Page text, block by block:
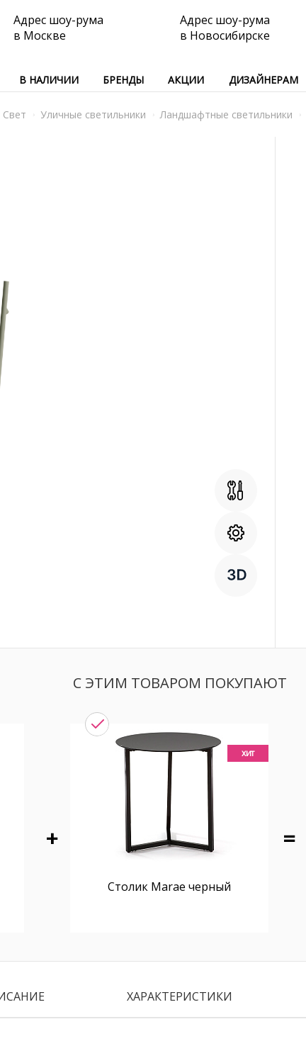
Адрес шоу-рума
в Москве
Адрес шоу-рума
в Новосибирске
В НАЛИЧИИ БРЕНДЫ АКЦИИ ДИЗАЙНЕРАМ
Свет Уличные светильники Ландшафтные светильники
С ЭТИМ ТОВАРОМ ПОКУПАЮТ
хит
Столик Marae черный
ХАРАКТЕРИСТИКИ